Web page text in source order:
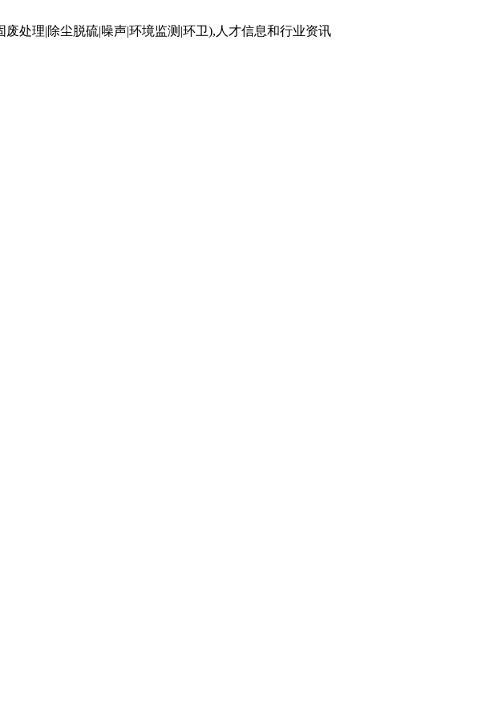
处理|除尘脱硫|噪声|环境监测|环卫),人才信息和行业资讯